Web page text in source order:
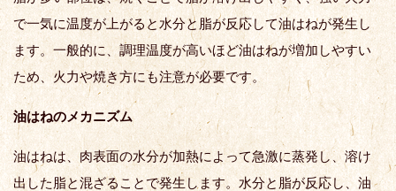
で一気に温度が上がると水分と脂が反応して油はねが発生し
ます。一般的に、調理温度が高いほど油はねが増加しやすい
ため、火力や焼き方にも注意が必要です。
油はねのメカニズム
油はねは、肉表面の水分が加熱によって急激に蒸発し、溶け
出した脂と混ざることで発生します。水分と脂が反応し、油